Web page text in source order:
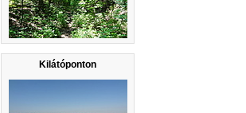
Kilátóponton